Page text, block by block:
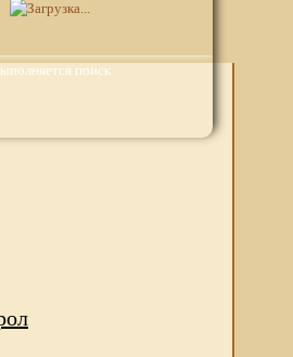
поиск